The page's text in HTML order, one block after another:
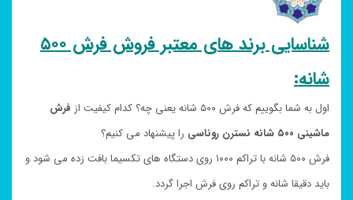
شناسایی برند های معتبر فروش فرش ۵۰۰
شانه:
اول به شما بگوییم که فرش ۵۰۰ شانه یعنی چه؟ کدام کیفیت از
فرش
ماشینی ۵۰۰ شانه نسترن روناسی
را پیشنهاد می کنیم؟
فرش ۵۰۰ شانه با تراکم ۱۰۰۰ روی دستگاه های تکسیما بافت زده می شود و
باید دقیقا شانه و تراکم روی فرش اجرا گردد.